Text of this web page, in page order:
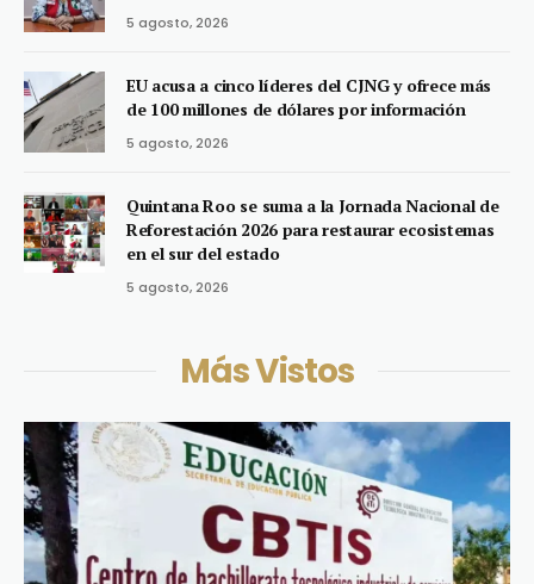
5 agosto, 2026
EU acusa a cinco líderes del CJNG y ofrece más
de 100 millones de dólares por información
5 agosto, 2026
Quintana Roo se suma a la Jornada Nacional de
Reforestación 2026 para restaurar ecosistemas
en el sur del estado
5 agosto, 2026
Más Vistos